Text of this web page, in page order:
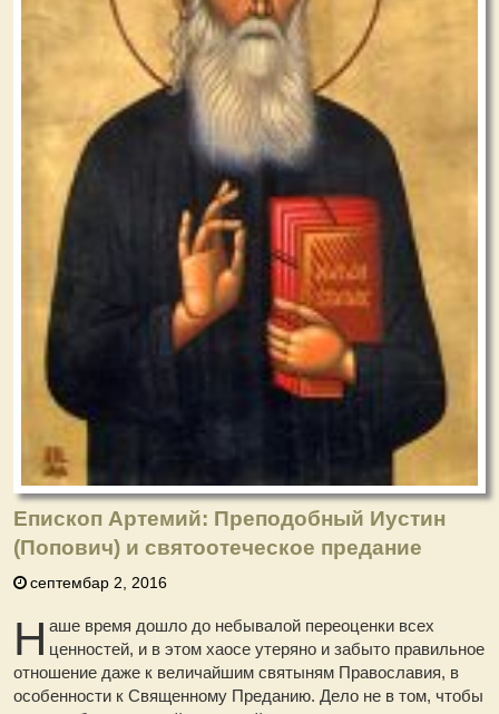
Епископ Артемий: Преподобный Иустин
(Попович) и святоотеческое предание
септембар 2, 2016
Н аше время дошло до небывалой переоценки всех
ценностей, и в этом хаосе утеряно и забыто правильное
отношение даже к величайшим святыням Православия, в
особенности к Священному Преданию. Дело не в том, чтобы